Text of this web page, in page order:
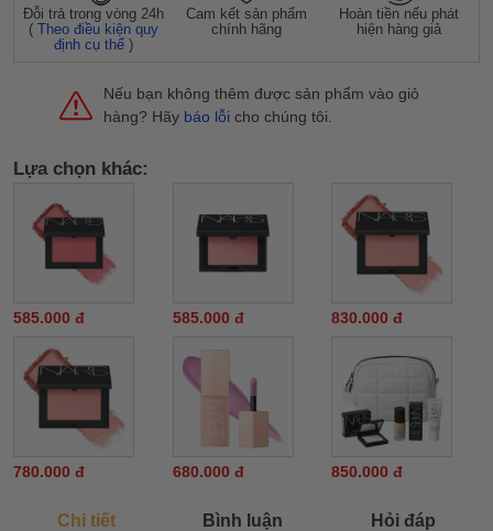
Đỗi trả trong vòng 24h
(Theo điều kiện quy
định cụ thể )
Cam kết sản phẩm
chính hãng
Hoàn tiền nếu phát
hiện hàng giả
Nếu bạn không thêm được sản phẩm vào giỏ
hàng? Hãy báo lỗi cho chúng tôi.
Lựa chọn khác:
585.000 đ 585.000 đ 830.000 đ
780.000 đ 680.000 đ 850.000 đ
Chi tiết Bình luận Hỏi đáp